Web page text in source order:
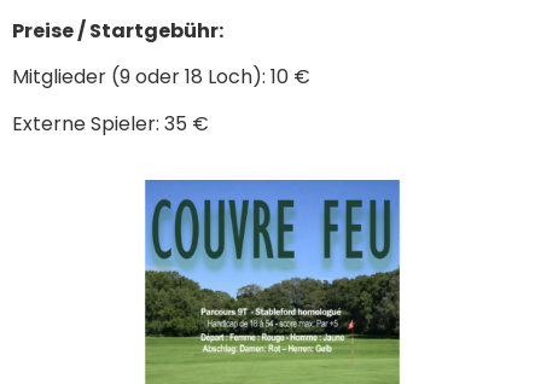
Preise / Startgebühr:
Mitglieder (9 oder 18 Loch): 10 €
Externe Spieler: 35 €